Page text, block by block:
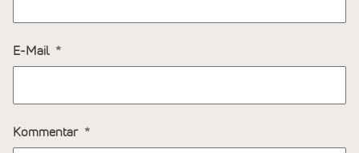
E-Mail
Kommentar